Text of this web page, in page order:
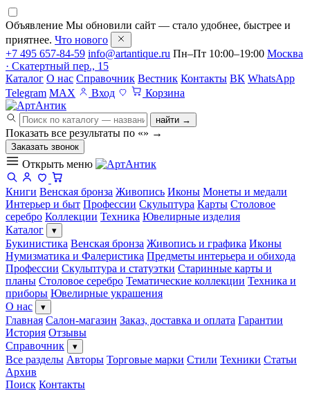
Объявление Мы обновили сайт — стало удобнее, быстрее и
приятнее. Что нового
+7 495 657-84-59 info@artantique.ru Пн–Пт 10:00–19:00 Москва
· Скатертный пер., 15
Каталог О нас Справочник Вестник Контакты ВК WhatsApp
Telegram MAX Вход Корзина
найти →
Показать все результаты по «» →
Заказать звонок
Открыть меню
Книги Венская бронза Живопись Иконы Монеты и медали
Интерьер и быт Профессии Скульптура Карты Столовое
серебро Коллекции Техника Ювелирные изделия
Каталог
▾
Букинистика Венская бронза Живопись и графика Иконы
Нумизматика и Фалеристика Предметы интерьера и обихода
Профессии Скульптура и статуэтки Старинные карты и
планы Столовое серебро Тематические коллекции Техника и
приборы Ювелирные украшения
О нас
▾
Главная Салон-магазин Заказ, доставка и оплата Гарантии
История Отзывы
Справочник
▾
Все разделы Авторы Торговые марки Стили Техники Статьи
Архив
Поиск Контакты